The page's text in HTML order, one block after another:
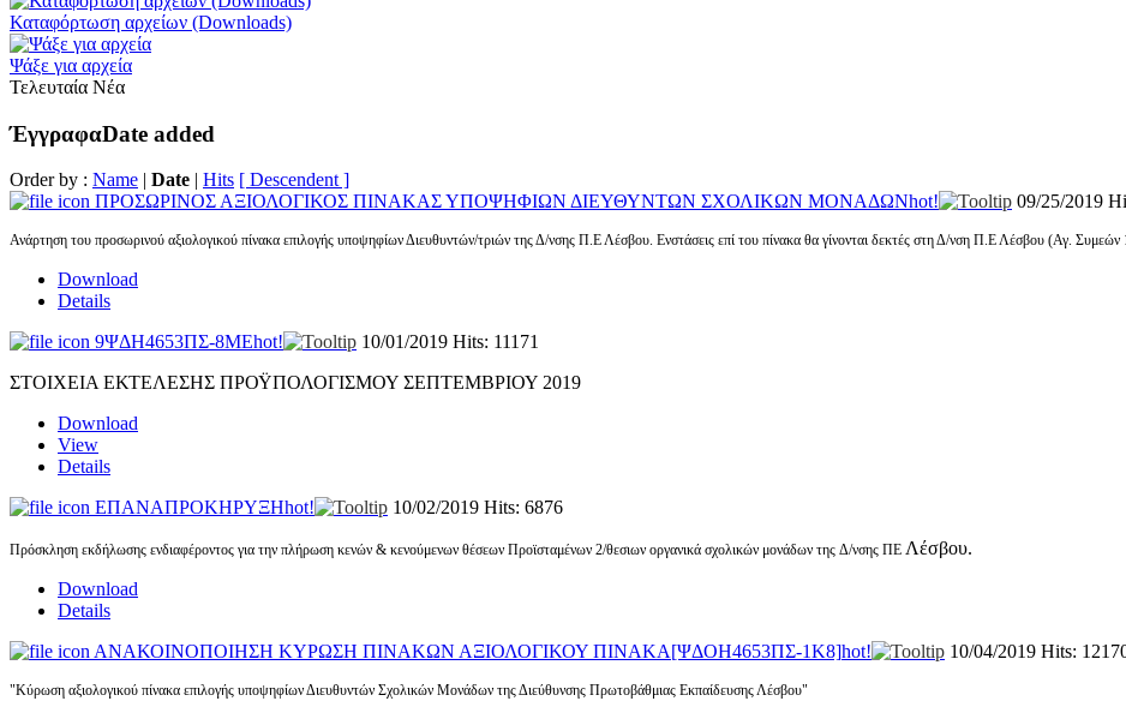
Καταφόρτωση αρχείων (Downloads)
Ψάξε για αρχεία
Τελευταία Νέα
ΈγγραφαDate added
Order by : Name | Date | Hits [ Descendent ]
ΠΡΟΣΩΡΙΝΟΣ ΑΞΙΟΛΟΓΙΚΟΣ ΠΙΝΑΚΑΣ ΥΠΟΨΗΦΙΩΝ ΔΙΕΥΘΥΝΤΩΝ ΣΧΟΛΙΚΩΝ ΜΟΝΑΔΩΝhot! 09/25/2019
Ανάρτηση του προσωρινού αξιολογικού πίνακα επιλογής υποψηφίων Διευθυντών/τριών της Δ/νσης Π.Ε Λέσβου. Ενστάσεις επί του πίνακα θα γίνονται δεκτές στη Δ/νση Π.Ε Λέσβου (Αγ.
Download
Details
9ΨΔΗ4653ΠΣ-8ΜΕhot! 10/01/2019 Hits: 11171
ΣΤΟΙΧΕΙΑ ΕΚΤΕΛΕΣΗΣ ΠΡΟΫΠΟΛΟΓΙΣΜΟΥ ΣΕΠΤΕΜΒΡΙΟΥ 2019
Download
View
Details
ΕΠΑΝΑΠΡΟΚΗΡΥΞΗhot! 10/02/2019 Hits: 6876
Πρόσκληση εκδήλωσης ενδιαφέροντος για την πλήρωση κενών & κενούμενων θέσεων Προϊσταμένων 2/θεσιων οργανικά σχολικών μονάδων της Δ/νσης ΠΕ Λέσβου.
Download
Details
ΑΝΑΚΟΙΝΟΠΟΙΗΣΗ ΚΥΡΩΣΗ ΠΙΝΑΚΩΝ ΑΞΙΟΛΟΓΙΚΟΥ ΠΙΝΑΚΑ[ΨΔΟΗ4653ΠΣ-1Κ8]hot! 10/04/2019 Hits:
"Κύρωση αξιολογικού πίνακα επιλογής υποψηφίων Διευθυντών Σχολικών Μονάδων της Διεύθυνσης Πρωτοβάθμιας Εκπαίδευσης Λέσβου"